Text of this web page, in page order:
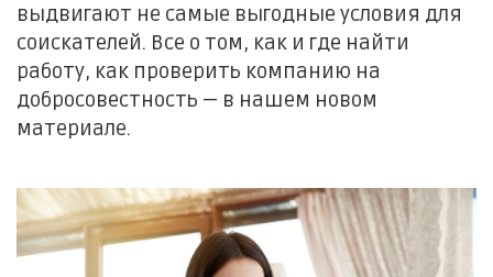
выдвигают не самые выгодные условия для
соискателей. Все о том, как и где найти
работу, как проверить компанию на
добросовестность — в нашем новом
материале.